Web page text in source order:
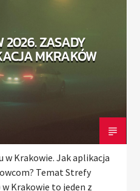
MUZY
2026. ZASADY
MKRAKÓW
Krakowie. Jak aplikacja
Temat Strefy
Krakowie to jeden z